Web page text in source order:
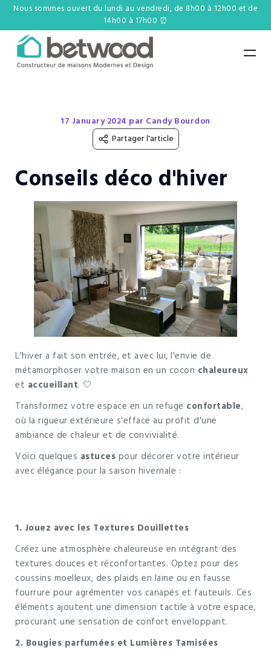
Nous sommes ouvert du lundi au vendredi, de 8h00 à 12h00 et de
14h00 à 17h00 ⏰
17 January 2024 par Candy Bourdon
Partager l'article
Conseils déco d'hiver
L'hiver a fait son entrée, et avec lui, l'envie de
métamorphoser votre maison en un cocon chaleureux
et accueillant. 🤍
Transformez votre espace en un refuge confortable,
où la rigueur extérieure s'efface au profit d'une
ambiance de chaleur et de convivialité.
Voici quelques astuces pour décorer votre intérieur
avec élégance pour la saison hivernale :
1. Jouez avec les Textures Douillettes
Créez une atmosphère chaleureuse en intégrant des
textures douces et réconfortantes. Optez pour des
coussins moelleux, des plaids en laine ou en fausse
fourrure pour agrémenter vos canapés et fauteuils. Ces
éléments ajoutent une dimension tactile à votre espace,
procurant une sensation de confort enveloppant.
2. Bougies parfumées et Lumières Tamisées